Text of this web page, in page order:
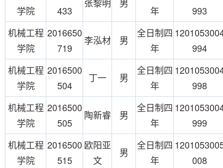
学院
433
年
993
机械工程
学院
2016650
719
李泓材 男
全日制四
年
994
机械工程
学院
2016500
504
丁一 男
全日制四
年
998
机械工程
学院
2016500
505
陶新睿 男
全日制四
年
999
机械工程
学院
2016500
515
欧阳亚
文
男
全日制四
年
008